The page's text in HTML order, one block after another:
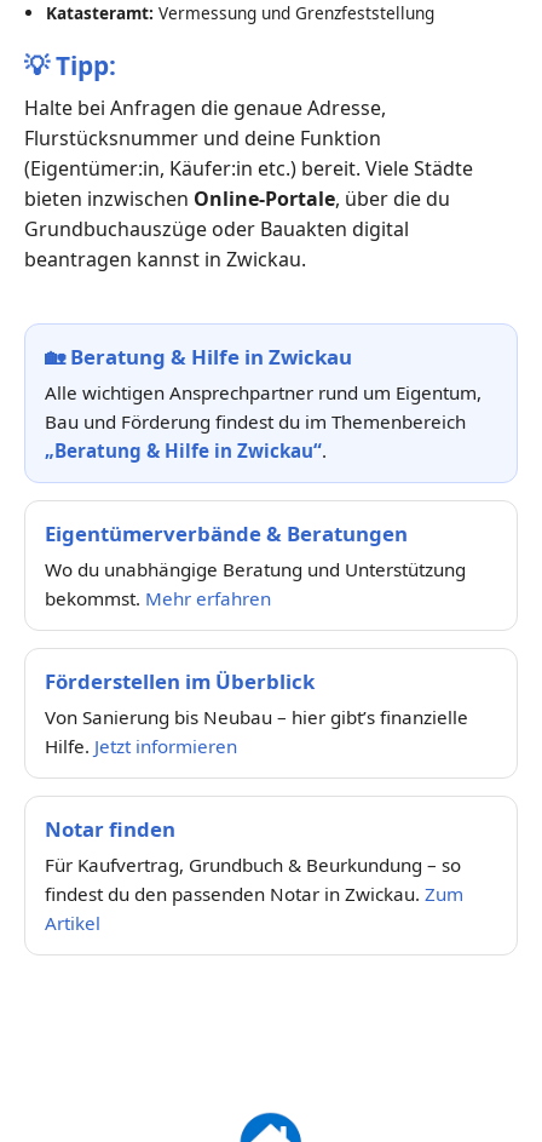
Katasteramt: Vermessung und Grenzfeststellung
💡Tipp:
Halte bei Anfragen die genaue Adresse,
Flurstücksnummer und deine Funktion
(Eigentümer:in, Käufer:in etc.) bereit. Viele Städte
bieten inzwischen Online-Portale, über die du
Grundbuchauszüge oder Bauakten digital
beantragen kannst in Zwickau.
🏡Beratung & Hilfe in Zwickau
Alle wichtigen Ansprechpartner rund um Eigentum,
Bau und Förderung findest du im Themenbereich
„Beratung & Hilfe in Zwickau“.
Eigentümerverbände & Beratungen
Wo du unabhängige Beratung und Unterstützung
bekommst. Mehr erfahren
Förderstellen im Überblick
Von Sanierung bis Neubau – hier gibt’s finanzielle
Hilfe. Jetzt informieren
Notar finden
Für Kaufvertrag, Grundbuch & Beurkundung – so
findest du den passenden Notar in Zwickau. Zum
Artikel